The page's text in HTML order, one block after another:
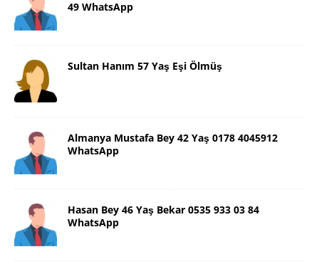
49 WhatsApp
Sultan Hanım 57 Yaş Eşi Ölmüş
Almanya Mustafa Bey 42 Yaş 0178 4045912
WhatsApp
Hasan Bey 46 Yaş Bekar 0535 933 03 84
WhatsApp